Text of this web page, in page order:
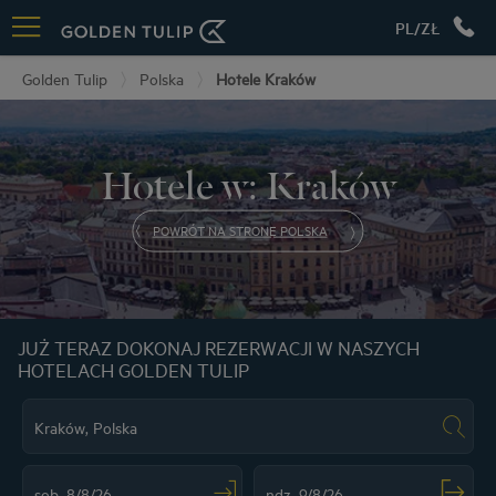
PL/ZŁ
Golden Tulip Polska Hotele Kraków
Hotele w: Kraków
POWRÓT NA STRONĘ POLSKA
JUŻ TERAZ DOKONAJ REZERWACJI W NASZYCH
HOTELACH GOLDEN TULIP